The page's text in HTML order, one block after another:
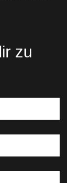
zu